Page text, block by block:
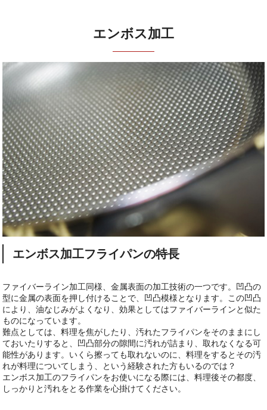
エンボス加工
エンボス加工フライパンの特長
ファイバーライン加工同様、金属表面の加工技術の一つです。凹凸の
型に金属の表面を押し付けることで、凹凸模様となります。この凹凸
により、油なじみがよくなり、効果としてはファイバーラインと似た
ものになっています。
難点としては、料理を焦がしたり、汚れたフライパンをそのままにし
ておいたりすると、凹凸部分の隙間に汚れが詰まり、取れなくなる可
能性があります。いくら擦っても取れないのに、料理をするとその汚
れが料理についてしまう、という経験された方もいるのでは？
エンボス加工のフライパンをお使いになる際には、料理後その都度、
しっかりと汚れをとる作業を心掛けてください。